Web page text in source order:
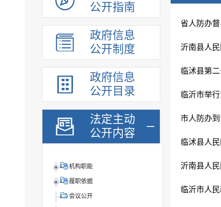
公开指南
政府信息
公开制度
政府信息
公开目录
法定主动
公开内容
机构职能
履职依据
会议公开
沂南县人
临沭县第
临沂市举
市人防办
沂南县人
临沂市人